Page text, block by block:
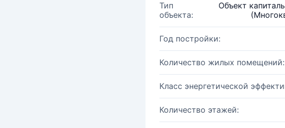
Тип
объекта:
Объект
Год постройки:
Количество жилых помещений:
Класс энергетической
Количество этажей: